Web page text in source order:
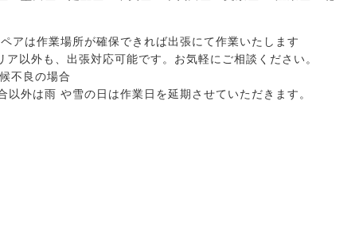
アは作業場所が確保できれば出張にて作業いたします
以外も、出張対応可能です。お気軽にご相談ください。
不良の場合
以外は雨 や雪の日は作業日を延期させていただきます。